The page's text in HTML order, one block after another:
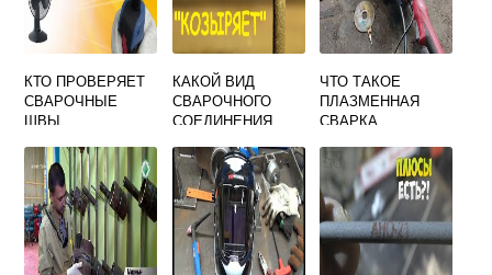
КТО ПРОВЕРЯЕТ
СВАРОЧНЫЕ
ШВЫ
КАКОЙ ВИД
СВАРОЧНОГО
СОЕДИНЕНИЯ
ЗК GG
ЧТО ТАКОЕ
ПЛАЗМЕННАЯ
СВАРКА
ДЕЙСТВИЯ